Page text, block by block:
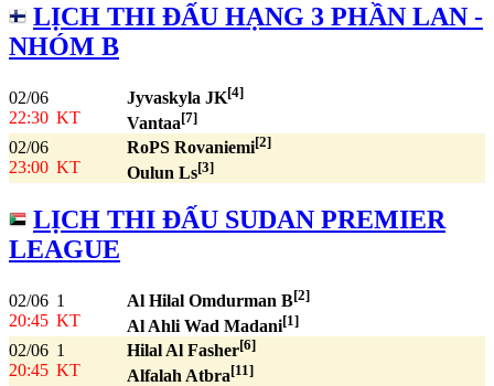
LỊCH THI ĐẤU HẠNG 3 PHẦN LAN -
NHÓM B
02/06
22:30 KT
Jyvaskyla JK[4]
Vantaa[7]
02/06
23:00 KT
RoPS Rovaniemi[2]
Oulun Ls[3]
LỊCH THI ĐẤU SUDAN PREMIER
LEAGUE
02/06
20:45
1
KT
Al Hilal Omdurman B[2]
Al Ahli Wad Madani[1]
02/06
20:45
1
KT
Hilal Al Fasher[6]
Alfalah Atbra[11]